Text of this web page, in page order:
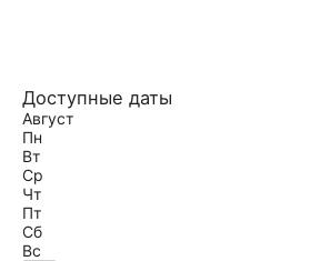
Доступные даты
Август
Пн
Вт
Ср
Чт
Пт
Сб
Вс